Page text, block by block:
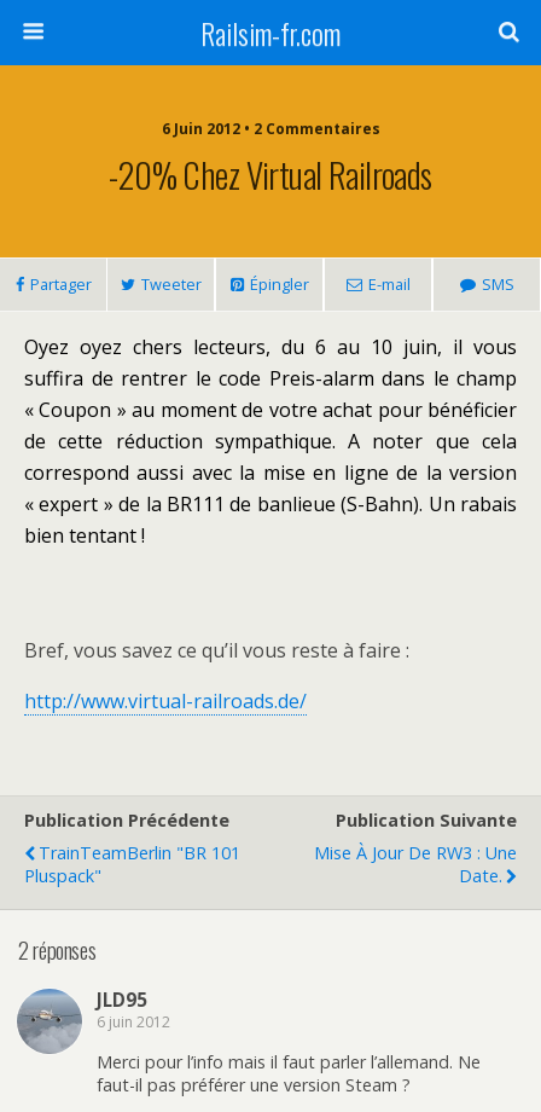
Railsim-fr.com
6 Juin 2012 • 2 Commentaires
-20% Chez Virtual Railroads
Partager Tweeter Épingler E-mail SMS
Oyez oyez chers lecteurs, du 6 au 10 juin, il vous
suffira de rentrer le code Preis-alarm dans le champ
« Coupon » au moment de votre achat pour bénéficier
de cette réduction sympathique. A noter que cela
correspond aussi avec la mise en ligne de la version
« expert » de la BR111 de banlieue (S-Bahn). Un rabais
bien tentant !
Bref, vous savez ce qu’il vous reste à faire :
http://www.virtual-railroads.de/
Publication Précédente
TrainTeamBerlin "BR 101
Pluspack"
Publication Suivante
Mise À Jour De RW3 : Une
Date.
2 réponses
JLD95
6 juin 2012
Merci pour l’info mais il faut parler l’allemand. Ne
faut-il pas préférer une version Steam ?